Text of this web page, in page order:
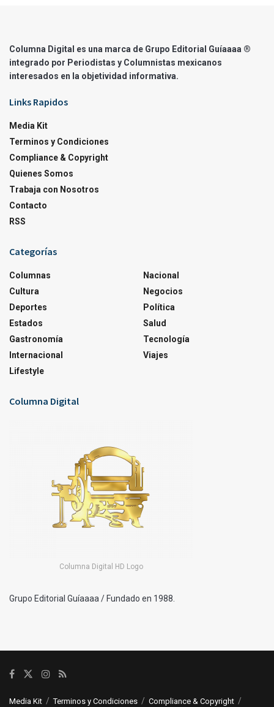
Columna Digital es una marca de Grupo Editorial Guíaaaa ®
integrado por Periodistas y Columnistas mexicanos
interesados en la objetividad informativa.
Links Rapidos
Media Kit
Terminos y Condiciones
Compliance & Copyright
Quienes Somos
Trabaja con Nosotros
Contacto
RSS
Categorías
Columnas
Cultura
Deportes
Estados
Gastronomía
Internacional
Lifestyle
Nacional
Negocios
Política
Salud
Tecnología
Viajes
Columna Digital
Columna Digital HD Logo
Grupo Editorial Guíaaaa / Fundado en 1988.
Media Kit Terminos y Condiciones Compliance & Copyright